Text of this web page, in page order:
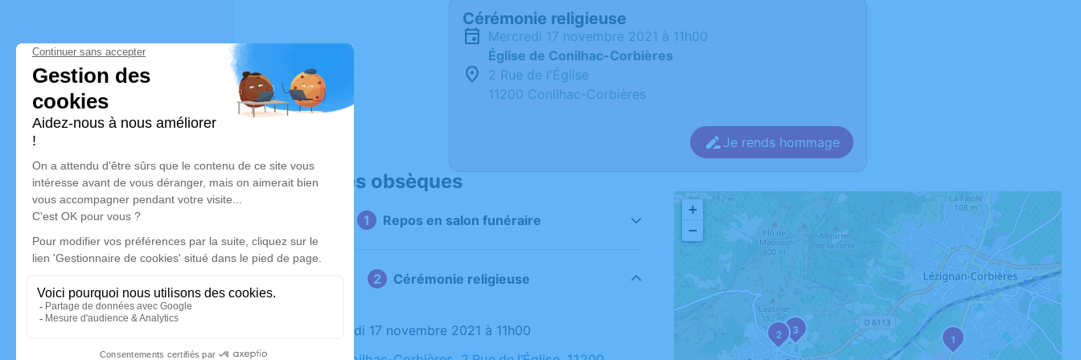
Cérémonie religieuse
mercredi 17 novembre 2021 à 11h00
Église de Conilhac-Corbières
2 Rue de l'Église
11200 Conilhac-Corbières
Je rends hommage
Déroulé des obsèques
Repos en salon funéraire
Cérémonie religieuse
Le mercredi 17 novembre 2021 à 11h00
1
2 3
+
−